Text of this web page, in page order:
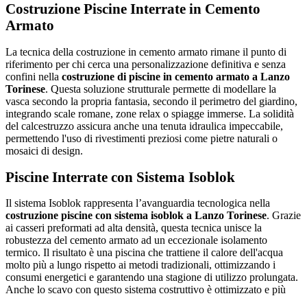
Costruzione Piscine Interrate in Cemento
Armato
La tecnica della costruzione in cemento armato rimane il punto di
riferimento per chi cerca una personalizzazione definitiva e senza
confini nella costruzione di piscine in cemento armato a Lanzo
Torinese. Questa soluzione strutturale permette di modellare la
vasca secondo la propria fantasia, secondo il perimetro del giardino,
integrando scale romane, zone relax o spiagge immerse. La solidità
del calcestruzzo assicura anche una tenuta idraulica impeccabile,
permettendo l'uso di rivestimenti preziosi come pietre naturali o
mosaici di design.
Piscine Interrate con Sistema Isoblok
Il sistema Isoblok rappresenta l’avanguardia tecnologica nella
costruzione piscine con sistema isoblok a Lanzo Torinese. Grazie
ai casseri preformati ad alta densità, questa tecnica unisce la
robustezza del cemento armato ad un eccezionale isolamento
termico. Il risultato è una piscina che trattiene il calore dell'acqua
molto più a lungo rispetto ai metodi tradizionali, ottimizzando i
consumi energetici e garantendo una stagione di utilizzo prolungata.
Anche lo scavo con questo sistema costruttivo è ottimizzato e più